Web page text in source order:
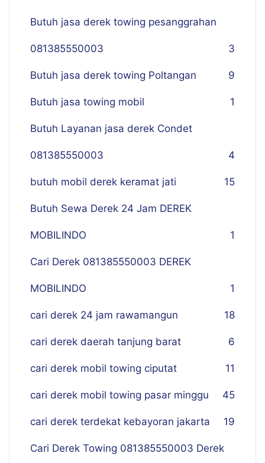
Butuh jasa derek towing pesanggrahan
081385550003 3
Butuh jasa derek towing Poltangan 9
Butuh jasa towing mobil 1
Butuh Layanan jasa derek Condet
081385550003 4
butuh mobil derek keramat jati 15
Butuh Sewa Derek 24 Jam DEREK
MOBILINDO 1
Cari Derek 081385550003 DEREK
MOBILINDO 1
cari derek 24 jam rawamangun 18
cari derek daerah tanjung barat 6
cari derek mobil towing ciputat 11
cari derek mobil towing pasar minggu 45
cari derek terdekat kebayoran jakarta 19
Cari Derek Towing 081385550003 Derek